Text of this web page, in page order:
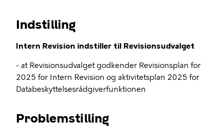
Indstilling
Intern Revision indstiller til Revisionsudvalget
- at Revisionsudvalget godkender Revisionsplan for
2025 for Intern Revision og aktivitetsplan 2025 for
Databeskyttelsesrådgiverfunktionen
Problemstilling